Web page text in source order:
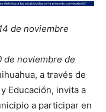
de noviembre
de noviembre de
a través de
Educación, invita a
a participar en